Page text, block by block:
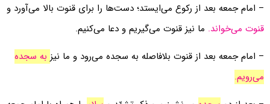
– امام جمعه بعد از رکوع می‌ایستد؛ دست‌ها را برای قنوت بالا می‌آورد و
قنوت می‌خواند. ما نیز قنوت می‌گیریم و دعا می‌کنیم.
– امام جمعه بعد از قنوت بلافاصله به سجده می‌رود و ما نیز به سجده
می‌رویم.